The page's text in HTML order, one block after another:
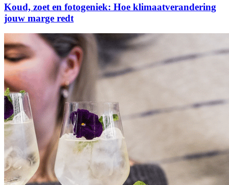
Koud, zoet en fotogeniek: Hoe klimaatverandering
jouw marge redt